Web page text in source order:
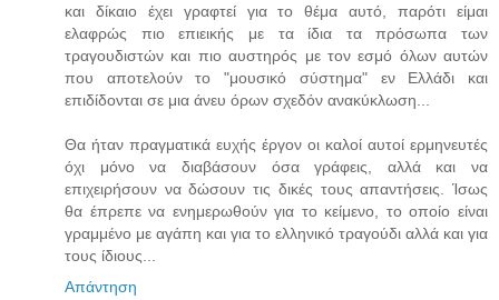
και δίκαιο έχει γραφτεί για το θέμα αυτό, παρότι είμαι
ελαφρώς πιο επιεικής με τα ίδια τα πρόσωπα των
τραγουδιστών και πιο αυστηρός με τον εσμό όλων αυτών
που αποτελούν το "μουσικό σύστημα" εν Ελλάδι και
επιδίδονται σε μια άνευ όρων σχεδόν ανακύκλωση...
Θα ήταν πραγματικά ευχής έργον οι καλοί αυτοί ερμηνευτές
όχι μόνο να διαβάσουν όσα γράφεις, αλλά και να
επιχειρήσουν να δώσουν τις δικές τους απαντήσεις. Ίσως
θα έπρεπε να ενημερωθούν για το κείμενο, το οποίο είναι
γραμμένο με αγάπη και για το ελληνικό τραγούδι αλλά και για
τους ίδιους...
Απάντηση